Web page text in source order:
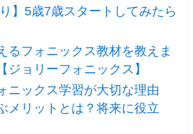
】5歳7歳スタートしてみたら
るフォニックス教材を教えま
ジョリーフォニックス】
ニックス学習が大切な理由
メリットとは？将来に役立